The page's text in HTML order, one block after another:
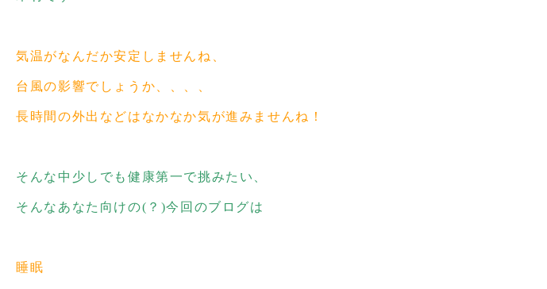
気温がなんだか安定しませんね、
台風の影響でしょうか、、、、
長時間の外出などはなかなか気が進みませんね！
そんな中少しでも健康第一で挑みたい、
そんなあなた向けの(？)今回のブログは
睡眠